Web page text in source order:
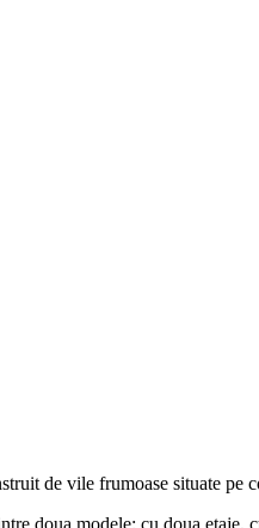
de vile frumoase situate pe